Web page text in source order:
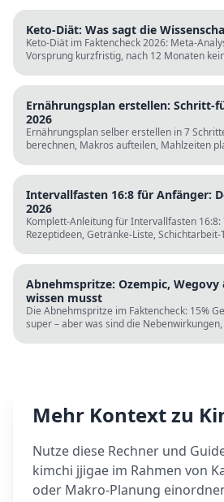
Keto-Diät: Was sagt die
Keto-Diät im Faktencheck 2026: Meta-
Vorsprung kurzfristig, nach 12 Monaten
Ernährungsplan erstellen: Schritt-
2026
Ernährungsplan selber erstellen in 7
berechnen, Makros aufteilen, Mahlzeiten
Intervallfasten 16:8 für Anfänger:
2026
Komplett-Anleitung für Intervallfasten 16:8:
Rezeptideen, Getränke-Liste, Schichtarbeit-
Abnehmspritze: Ozempic, Wegovy
wissen musst
Die Abnehmspritze im Faktencheck: 15%
super – aber was sind die
Mehr Kontext zu
Nutze diese Rechner und
kimchi jjigae im Rahmen von
oder Makro-Planung